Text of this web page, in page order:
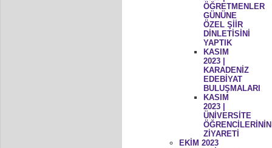
ÖĞRETMENLER
GÜNÜNE
ÖZEL ŞİİR
DİNLETİSİNİ
YAPTIK
KASIM
2023 |
KARADENİZ
EDEBİYAT
BULUŞMALARI
KASIM
2023 |
ÜNİVERSİTE
ÖĞRENCİLERİNİN
ZİYARETİ
EKİM 2023